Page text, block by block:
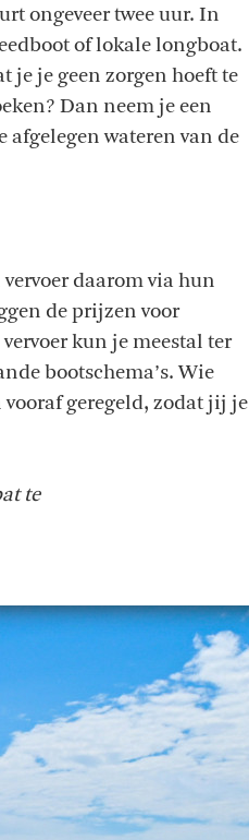
ongeveer twee uur. In
of lokale longboat.
je je geen zorgen hoeft te
Dan neem je een
afgelegen wateren van de
daarom via hun
de prijzen voor
kun je meestal ter
bootschema’s. Wie
geregeld, zodat jij je
te